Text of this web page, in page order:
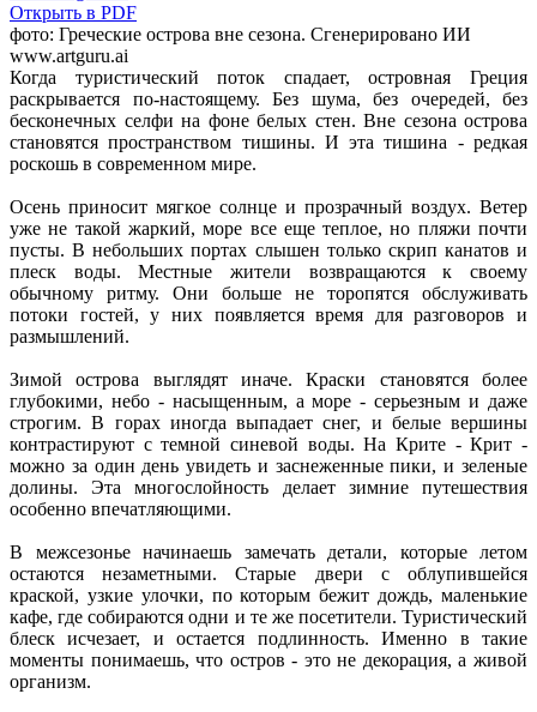
Открыть в PDF
фото: Греческие острова вне сезона. Сгенерировано ИИ
www.artguru.ai
Когда туристический поток спадает, островная Греция
раскрывается по-настоящему. Без шума, без очередей, без
бесконечных селфи на фоне белых стен. Вне сезона острова
становятся пространством тишины. И эта тишина - редкая
роскошь в современном мире.
Осень приносит мягкое солнце и прозрачный воздух. Ветер
уже не такой жаркий, море все еще теплое, но пляжи почти
пусты. В небольших портах слышен только скрип канатов и
плеск воды. Местные жители возвращаются к своему
обычному ритму. Они больше не торопятся обслуживать
потоки гостей, у них появляется время для разговоров и
размышлений.
Зимой острова выглядят иначе. Краски становятся более
глубокими, небо - насыщенным, а море - серьезным и даже
строгим. В горах иногда выпадает снег, и белые вершины
контрастируют с темной синевой воды. На Крите - Крит -
можно за один день увидеть и заснеженные пики, и зеленые
долины. Эта многослойность делает зимние путешествия
особенно впечатляющими.
В межсезонье начинаешь замечать детали, которые летом
остаются незаметными. Старые двери с облупившейся
краской, узкие улочки, по которым бежит дождь, маленькие
кафе, где собираются одни и те же посетители. Туристический
блеск исчезает, и остается подлинность. Именно в такие
моменты понимаешь, что остров - это не декорация, а живой
организм.